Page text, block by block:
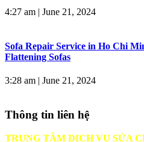
4:27 am | June 21, 2024
Sofa Repair Service in Ho Chi
Flattening Sofas
3:28 am | June 21, 2024
Thông tin liên hệ
TRUNG TÂM DỊCH VỤ SỬA